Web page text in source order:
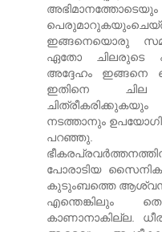
ഇങ്ങനെയൊരു
ഏതോ ചിലരുടെ
അദ്ദേഹം ഇങ്ങനെ
ഇതിനെ ചില
നടത്താനും
പറഞ്ഞു.
പോരാടിയ
കുടുംബത്തെ
എന്തെങ്കിലും
കാണാനാകില്ല.